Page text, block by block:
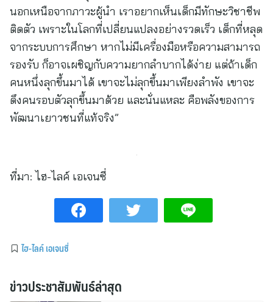
นอกเหนือจากภาวะผู้นำ เราอยากเห็นเด็กมีทักษะวิชาชีพ
ติดตัว เพราะในโลกที่เปลี่ยนแปลงอย่างรวดเร็ว เด็กที่หลุด
จากระบบการศึกษา หากไม่มีเครื่องมือหรือความสามารถ
รองรับ ก็อาจเผชิญกับความยากลำบากได้ง่าย แต่ถ้าเด็ก
คนหนึ่งลุกขึ้นมาได้ เขาจะไม่ลุกขึ้นมาเพียงลำพัง เขาจะ
ดึงคนรอบตัวลุกขึ้นมาด้วย และนั่นแหละ คือพลังของการ
พัฒนาเยาวชนที่แท้จริง”
ที่มา: ไฮ-ไลค์ เอเจนซี่
ไฮ-ไลค์ เอเจนซี่
ข่าวประชาสัมพันธ์ล่าสุด